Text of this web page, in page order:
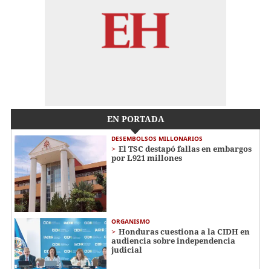
EN PORTADA
DESEMBOLSOS MILLONARIOS
El TSC destapó fallas en embargos
por L921 millones
ORGANISMO
Honduras cuestiona a la CIDH en
audiencia sobre independencia
judicial